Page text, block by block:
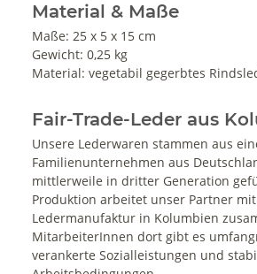
Material & Maße
Maße: 25 x 5 x 15 cm
Gewicht: 0,25 kg
Material: vegetabil gegerbtes
Fair-Trade-Leder aus
Unsere Lederwaren stammen aus
Familienunternehmen aus
mittlerweile in dritter Generation
Produktion arbeitet unser Partner
Ledermanufaktur in Kolumbien
MitarbeiterInnen dort gibt es
verankerte Sozialleistungen und